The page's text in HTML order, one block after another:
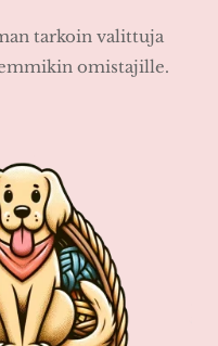
tarkoin valittuja
omistajille.